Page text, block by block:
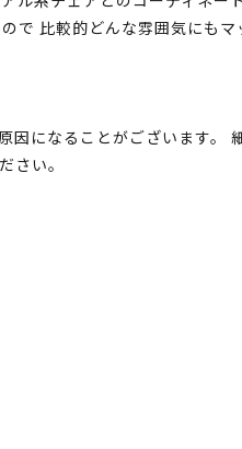
で 比較的どんな雰囲気にもマ
因になることがございます。
さい。